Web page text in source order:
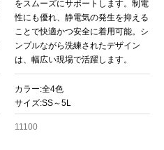
をスムーズにサポートします。制電
性にも優れ、静電気の発生を抑える
ことで快適かつ安全に着用可能。シ
ンプルながら洗練されたデザイン
は、幅広い現場で活躍します。
カラー:全4色
サイズ:SS～5L
11100